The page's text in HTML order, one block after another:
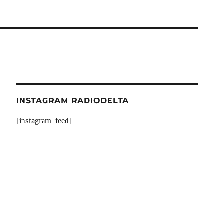
INSTAGRAM RADIODELTA
[instagram-feed]